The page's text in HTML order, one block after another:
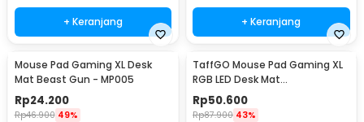
+ Keranjang + Keranjang
Mouse Pad Gaming XL Desk
Mat Beast Gun - MP005
Rp24.200
Rp46.900 49%
TaffGO Mouse Pad Gaming XL
RGB LED Desk Mat
300x800x4mm
Rp50.600
Rp87.900 43%